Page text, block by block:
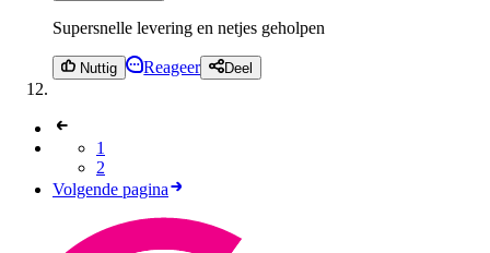
Supersnelle levering en netjes geholpen
Nuttig Reageer Deel
1
2
Volgende pagina